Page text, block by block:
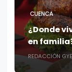
CUENCA
¿Donde
en
REDACCIÓN GYE